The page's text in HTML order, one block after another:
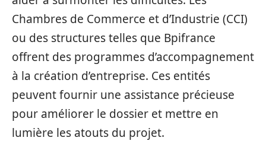
Chambres de Commerce et d’Industrie (CCI)
ou des structures telles que Bpifrance
offrent des programmes d’accompagnement
à la création d’entreprise. Ces entités
peuvent fournir une assistance précieuse
pour améliorer le dossier et mettre en
lumière les atouts du projet.